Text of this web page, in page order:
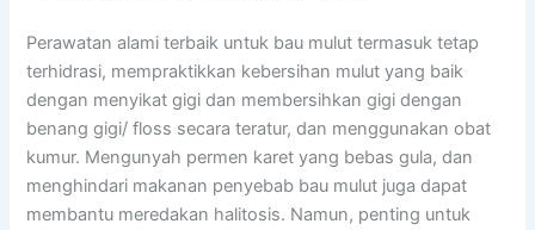
Perawatan alami terbaik untuk bau mulut termasuk tetap
terhidrasi, mempraktikkan kebersihan mulut yang baik
dengan menyikat gigi dan membersihkan gigi dengan
benang gigi/ floss secara teratur, dan menggunakan obat
kumur. Mengunyah permen karet yang bebas gula, dan
menghindari makanan penyebab bau mulut juga dapat
membantu meredakan halitosis. Namun, penting untuk